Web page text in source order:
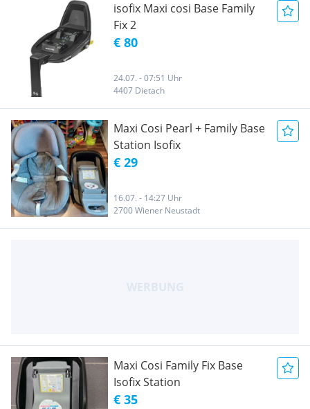
isofix Maxi cosi Base Family
Fix 2
€ 80
24.07. - 07:51 Uhr
4407 Dietach
Maxi Cosi Pearl + Family Base
Station Isofix
€ 29
16.07. - 14:27 Uhr
2700 Wiener Neustadt
Maxi Cosi Family Fix Base
Isofix Station
€ 35